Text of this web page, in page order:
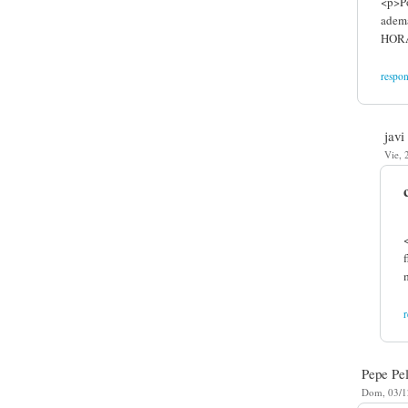
javi
Vie,
Pepe
Dom, 03/